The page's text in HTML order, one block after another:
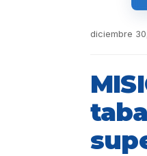
diciembre